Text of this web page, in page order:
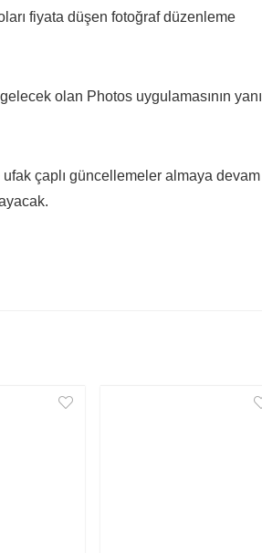
fiyata düşen fotoğraf düzenleme
olan Photos uygulamasının yanı
çaplı güncellemeler almaya devam